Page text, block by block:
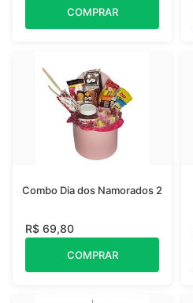
COMPRAR
Combo Dia dos Namorados 2
R$ 69,80
COMPRAR